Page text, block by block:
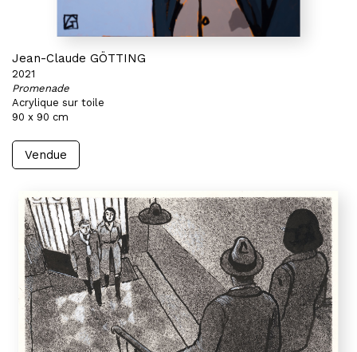
Jean-Claude GÖTTING
2021
Promenade
Acrylique sur toile
90 x 90 cm
Vendue